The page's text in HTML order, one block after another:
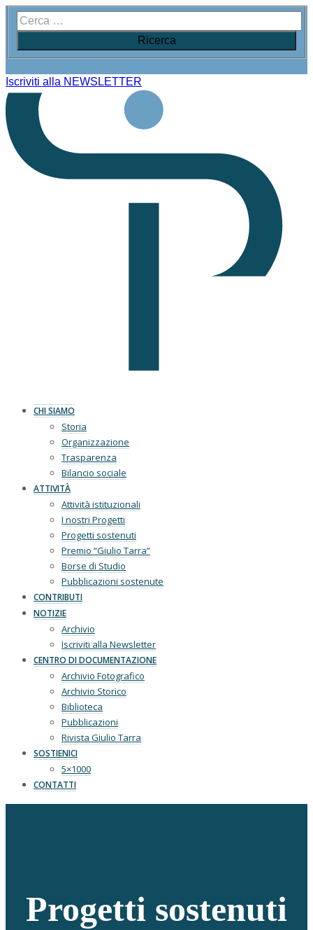
Iscriviti alla NEWSLETTER
CHI SIAMO
Storia
Organizzazione
Trasparenza
Bilancio sociale
ATTIVITÀ
Attività istituzionali
I nostri Progetti
Progetti sostenuti
Premio “Giulio Tarra”
Borse di Studio
Pubblicazioni sostenute
CONTRIBUTI
NOTIZIE
Archivio
Iscriviti alla Newsletter
CENTRO DI DOCUMENTAZIONE
Archivio Fotografico
Archivio Storico
Biblioteca
Pubblicazioni
Rivista Giulio Tarra
SOSTIENICI
5×1000
CONTATTI
Progetti sostenuti